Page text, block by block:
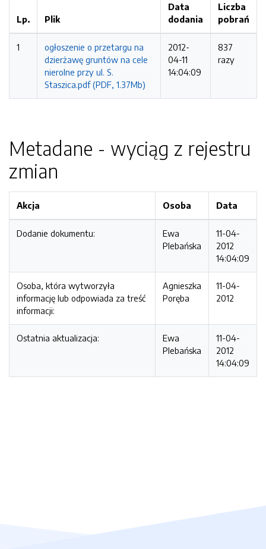
Lp. Plik
Data
dodania
Liczba
pobrań
1
ogłoszenie o przetargu na
dzierżawę gruntów na cele
nierolne przy ul. S.
Staszica.pdf (PDF, 1.37Mb)
2012-
04-11
14:04:09
837
razy
Metadane - wyciąg z rejestru
zmian
Akcja Osoba Data
Dodanie dokumentu:
Ewa
Plebańska
11-04-
2012
14:04:09
Osoba, która wytworzyła
informację lub odpowiada za treść
informacji:
Agnieszka
Poręba
11-04-
2012
Ostatnia aktualizacja:
Ewa
Plebańska
11-04-
2012
14:04:09